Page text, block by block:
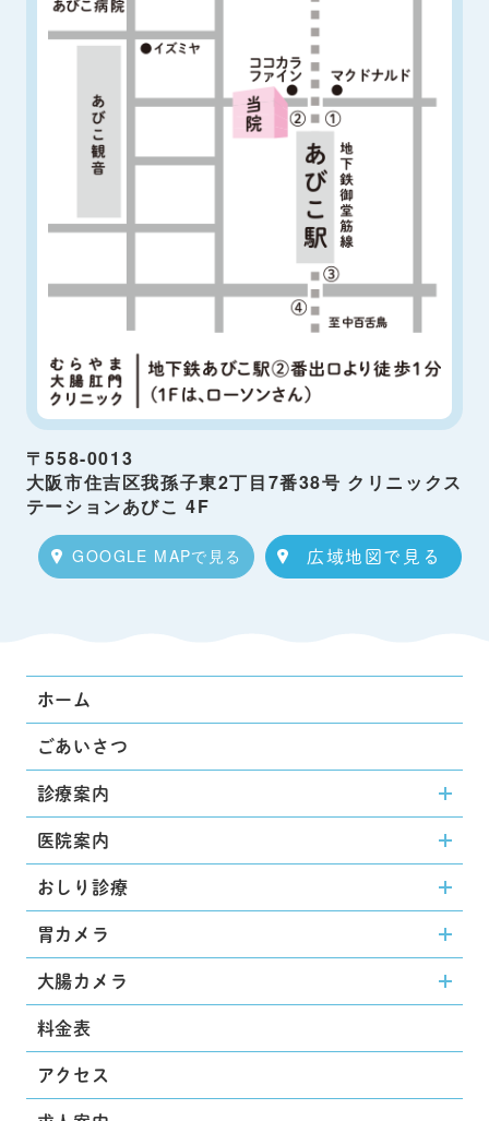
〒558-0013
大阪市住吉区我孫子東2丁目7番38号 クリニックス
テーションあびこ 4F
GOOGLE MAPで見る 広域地図で見る
ホーム
ごあいさつ
診療案内
医院案内
おしり診療
胃カメラ
大腸カメラ
料金表
アクセス